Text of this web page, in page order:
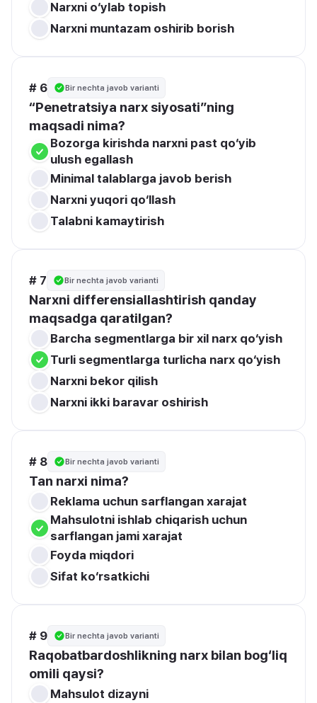
Narxni o‘ylab topish
Narxni muntazam oshirib borish
# 6 Bir nechta javob varianti
“Penetratsiya narx siyosati”ning
maqsadi nima?
Bozorga kirishda narxni past qo‘yib
ulush egallash
Minimal talablarga javob berish
Narxni yuqori qo‘llash
Talabni kamaytirish
# 7 Bir nechta javob varianti
Narxni differensiallashtirish qanday
maqsadga qaratilgan?
Turli segmentlarga turlicha narx qo‘yish
Narxni bekor qilish
Narxni ikki baravar oshirish
# 8 Bir nechta javob varianti
Tan narxi nima?
Reklama uchun sarflangan xarajat
Mahsulotni ishlab chiqarish uchun
sarflangan jami xarajat
Foyda miqdori
Sifat ko‘rsatkichi
# 9 Bir nechta javob varianti
Raqobatbardoshlikning narx bilan bog‘liq
omili qaysi?
Mahsulot dizayni